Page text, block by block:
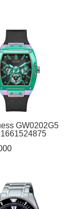
GW0202G5